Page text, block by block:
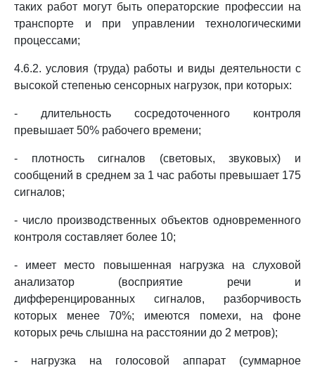
таких работ могут быть операторские профессии на
транспорте и при управлении технологическими
процессами;
4.6.2. условия (труда) работы и виды деятельности с
высокой степенью сенсорных нагрузок, при которых:
- длительность сосредоточенного контроля
превышает 50% рабочего времени;
- плотность сигналов (световых, звуковых) и
сообщений в среднем за 1 час работы превышает 175
сигналов;
- число производственных объектов одновременного
контроля составляет более 10;
- имеет место повышенная нагрузка на слуховой
анализатор (восприятие речи и
дифференцированных сигналов, разборчивость
которых менее 70%; имеются помехи, на фоне
которых речь слышна на расстоянии до 2 метров);
- нагрузка на голосовой аппарат (суммарное